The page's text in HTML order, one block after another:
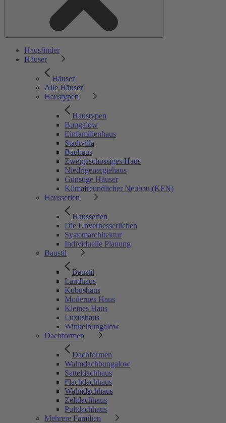
Hausfinder
Häuser
Häuser
Alle Häuser
Haustypen
Haustypen
Bungalow
Einfamilienhaus
Stadtvilla
Bauhaus
Zweigeschossiges Haus
Niedrigenergiehaus
Günstige Häuser
Klimafreundlicher Neubau (KFN)
Hausserien
Hausserien
Die Unverbesserlichen
Systemarchitektur
Individuelle Planung
Baustil
Baustil
Landhaus
Kubushaus
Modernes Haus
Kleines Haus
Luxushaus
Winkelbungalow
Dachformen
Dachformen
Walmdachbungalow
Satteldachhaus
Flachdachhaus
Walmdachhaus
Zeltdachhaus
Pultdachhaus
Mehrere Familien